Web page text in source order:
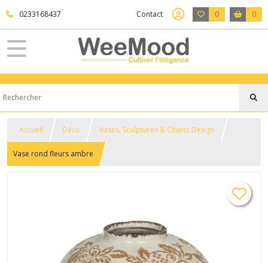
0233168437 Contact 0 0
Accueil Déco Vases, Sculptures & Objets Design
Vase rond fleurs ambre